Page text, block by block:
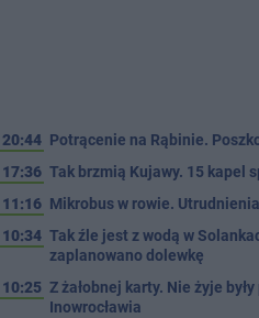
20:44 Potrącenie na Rąbinie.
17:36 Tak brzmią Kujawy. 15 kapel
11:16 Mikrobus w rowie.
10:34 Tak źle jest z wodą w
zaplanowano dolewkę
10:25 Z żałobnej karty. Nie żyje
Inowrocławia